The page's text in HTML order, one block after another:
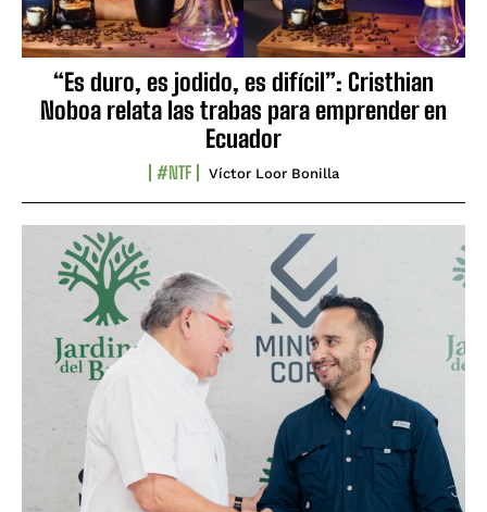
“Es duro, es jodido, es difícil”: Cristhian
Noboa relata las trabas para emprender en
Ecuador
#NTF Víctor Loor Bonilla